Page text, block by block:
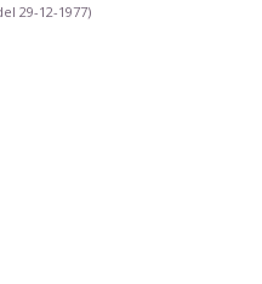
29-12-1977)